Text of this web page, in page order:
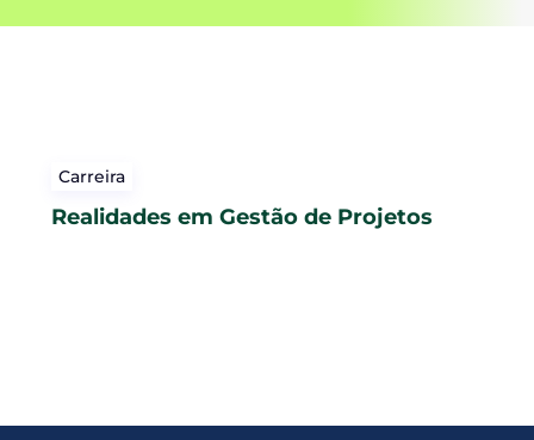
Carreira
Realidades em Gestão de Projetos